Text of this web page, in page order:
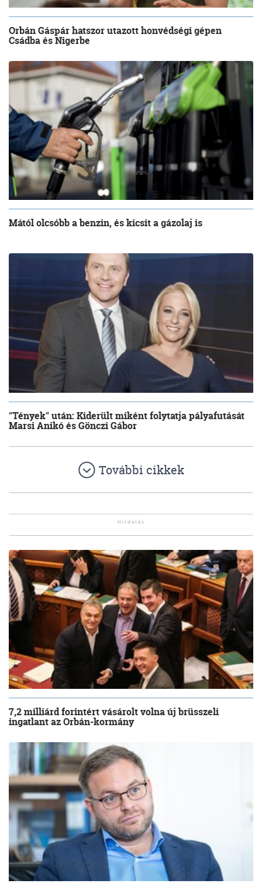
Orbán Gáspár hatszor utazott honvédségi gépen
Csádba és Nigerbe
Mától olcsóbb a benzin, és kicsit a gázolaj is
"Tények" után: Kiderült miként folytatja pályafutását
Marsi Anikó és Gönczi Gábor
További cikkek
7,2 milliárd forintért vásárolt volna új brüsszeli
ingatlant az Orbán-kormány